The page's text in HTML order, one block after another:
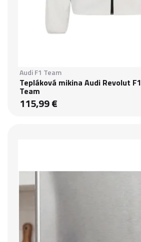
Audi F1 Team
Tepláková mikina Audi Revolut F1
Team
115,99 €